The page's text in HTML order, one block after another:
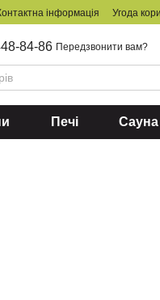
інформація Угода
84-86 Передзвонити вам?
Печі Сауна